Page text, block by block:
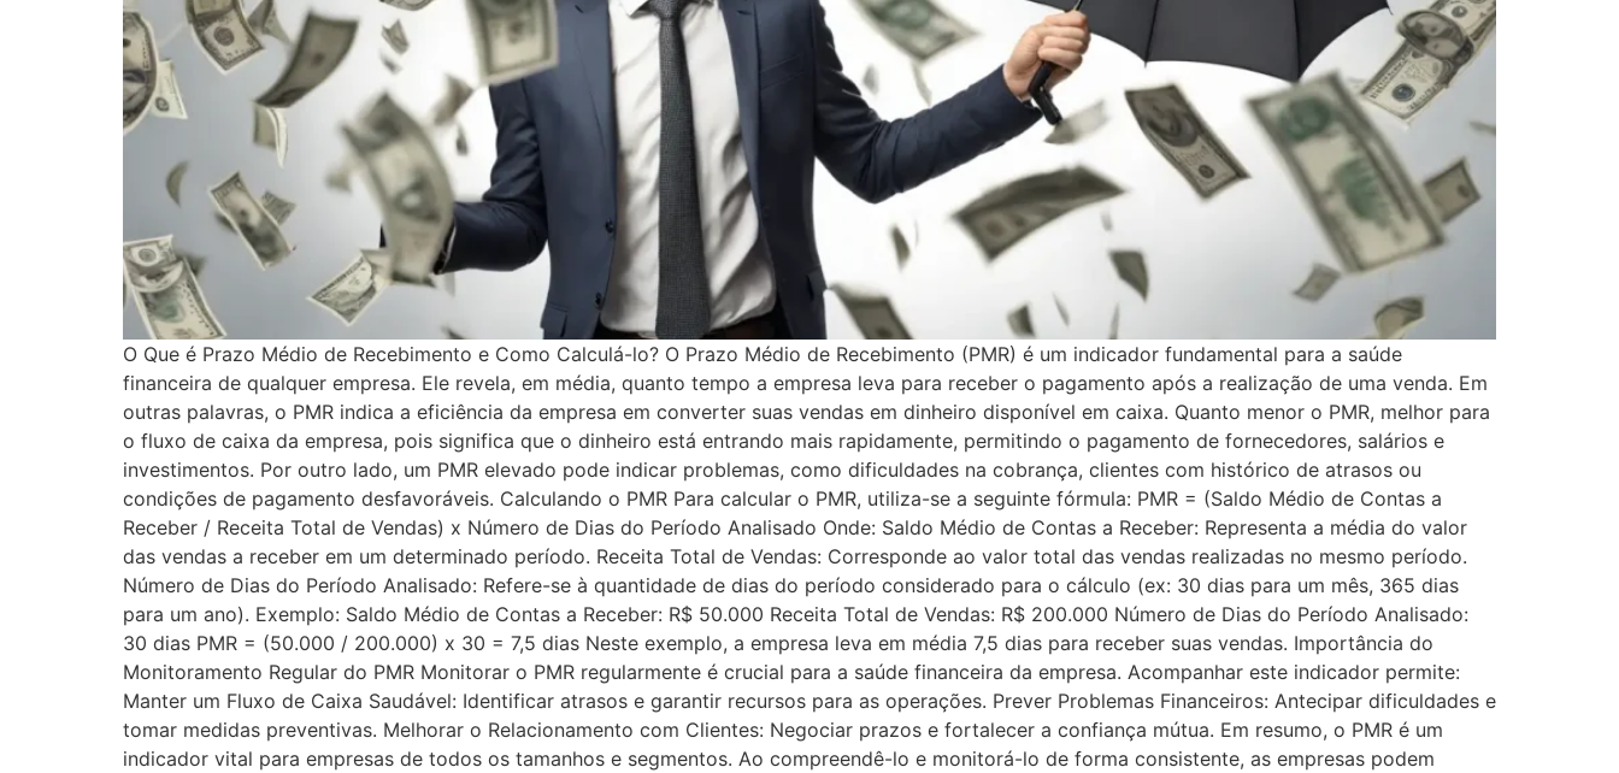
O Que é Prazo Médio de Recebimento e Como Calculá-lo? O Prazo Médio de Recebimento (PMR) é um indicador fundamental para a saúde
financeira de qualquer empresa. Ele revela, em média, quanto tempo a empresa leva para receber o pagamento após a realização de uma venda. Em
outras palavras, o PMR indica a eficiência da empresa em converter suas vendas em dinheiro disponível em caixa. Quanto menor o PMR, melhor para
o fluxo de caixa da empresa, pois significa que o dinheiro está entrando mais rapidamente, permitindo o pagamento de fornecedores, salários e
investimentos. Por outro lado, um PMR elevado pode indicar problemas, como dificuldades na cobrança, clientes com histórico de atrasos ou
condições de pagamento desfavoráveis. Calculando o PMR Para calcular o PMR, utiliza-se a seguinte fórmula: PMR = (Saldo Médio de Contas a
Receber / Receita Total de Vendas) x Número de Dias do Período Analisado Onde: Saldo Médio de Contas a Receber: Representa a média do valor
das vendas a receber em um determinado período. Receita Total de Vendas: Corresponde ao valor total das vendas realizadas no mesmo período.
Número de Dias do Período Analisado: Refere-se à quantidade de dias do período considerado para o cálculo (ex: 30 dias para um mês, 365 dias
para um ano). Exemplo: Saldo Médio de Contas a Receber: R$ 50.000 Receita Total de Vendas: R$ 200.000 Número de Dias do Período Analisado:
30 dias PMR = (50.000 / 200.000) x 30 = 7,5 dias Neste exemplo, a empresa leva em média 7,5 dias para receber suas vendas. Importância do
Monitoramento Regular do PMR Monitorar o PMR regularmente é crucial para a saúde financeira da empresa. Acompanhar este indicador permite:
Manter um Fluxo de Caixa Saudável: Identificar atrasos e garantir recursos para as operações. Prever Problemas Financeiros: Antecipar dificuldades e
tomar medidas preventivas. Melhorar o Relacionamento com Clientes: Negociar prazos e fortalecer a confiança mútua. Em resumo, o PMR é um
indicador vital para empresas de todos os tamanhos e segmentos. Ao compreendê-lo e monitorá-lo de forma consistente, as empresas podem